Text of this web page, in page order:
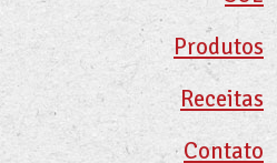
Produtos
Receitas
Contato